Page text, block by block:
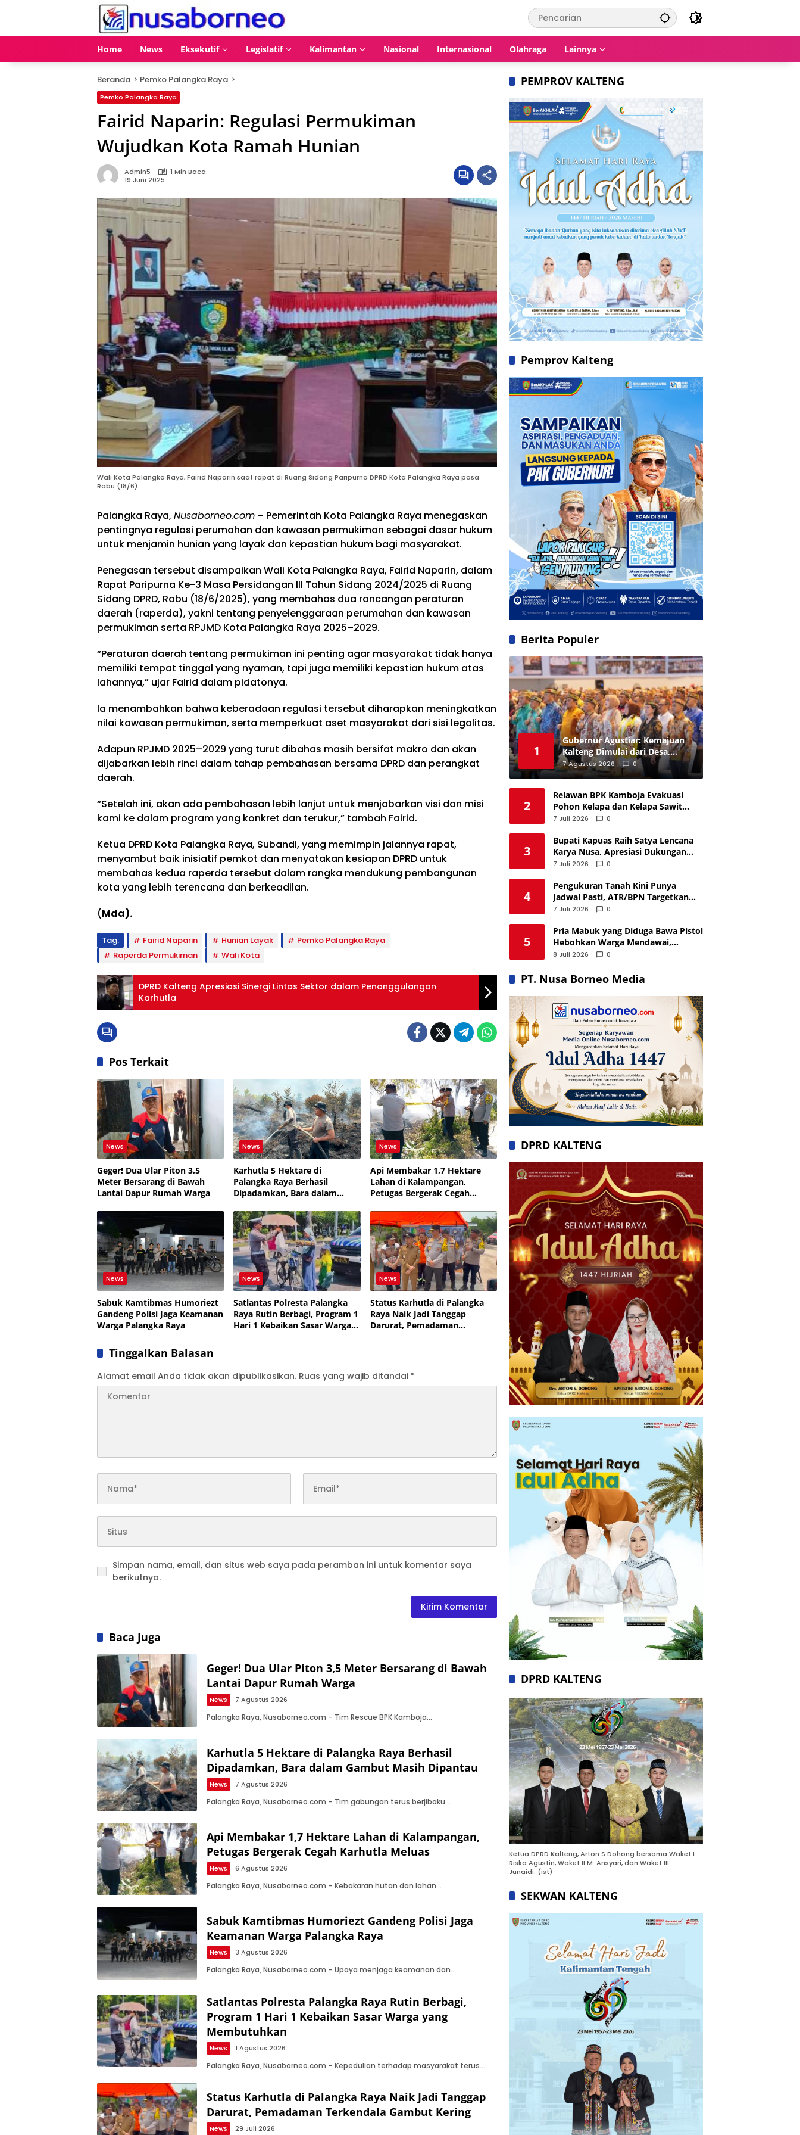
Home News Eksekutif Legislatif Kalimantan Nasional Internasional Olahraga Lainnya
Beranda Pemko Palangka Raya
Pemko Palangka Raya
Fairid Naparin: Regulasi Permukiman
Wujudkan Kota Ramah Hunian
Admin5
1 Min Baca
19 Juni 2025
Wali Kota Palangka Raya, Fairid Naparin saat rapat di Ruang Sidang Paripurna DPRD Kota Palangka Raya pasa
Rabu (18/6).
Palangka Raya, Nusaborneo.com – Pemerintah Kota Palangka Raya menegaskan
pentingnya regulasi perumahan dan kawasan permukiman sebagai dasar hukum
untuk menjamin hunian yang layak dan kepastian hukum bagi masyarakat.
Penegasan tersebut disampaikan Wali Kota Palangka Raya, Fairid Naparin, dalam
Rapat Paripurna Ke-3 Masa Persidangan III Tahun Sidang 2024/2025 di Ruang
Sidang DPRD, Rabu (18/6/2025), yang membahas dua rancangan peraturan
daerah (raperda), yakni tentang penyelenggaraan perumahan dan kawasan
permukiman serta RPJMD Kota Palangka Raya 2025–2029.
“Peraturan daerah tentang permukiman ini penting agar masyarakat tidak hanya
memiliki tempat tinggal yang nyaman, tapi juga memiliki kepastian hukum atas
lahannya,” ujar Fairid dalam pidatonya.
Ia menambahkan bahwa keberadaan regulasi tersebut diharapkan meningkatkan
nilai kawasan permukiman, serta memperkuat aset masyarakat dari sisi legalitas.
Adapun RPJMD 2025–2029 yang turut dibahas masih bersifat makro dan akan
dijabarkan lebih rinci dalam tahap pembahasan bersama DPRD dan perangkat
daerah.
“Setelah ini, akan ada pembahasan lebih lanjut untuk menjabarkan visi dan misi
kami ke dalam program yang konkret dan terukur,” tambah Fairid.
Ketua DPRD Kota Palangka Raya, Subandi, yang memimpin jalannya rapat,
menyambut baik inisiatif pemkot dan menyatakan kesiapan DPRD untuk
membahas kedua raperda tersebut dalam rangka mendukung pembangunan
kota yang lebih terencana dan berkeadilan.
(Mda).
Tag: Fairid Naparin Hunian Layak
Pemko Palangka Raya
Raperda Permukiman
Wali Kota
DPRD Kalteng Apresiasi Sinergi Lintas Sektor dalam Penanggulangan
Karhutla
Pos Terkait
News
Geger! Dua Ular Piton 3,5
Meter Bersarang di Bawah
Lantai Dapur Rumah Warga
News
Karhutla 5 Hektare di
Palangka Raya Berhasil
Dipadamkan, Bara dalam
News
Api Membakar 1,7 Hektare
Lahan di Kalampangan,
Petugas Bergerak Cegah
News
Sabuk Kamtibmas Humoriezt
Gandeng Polisi Jaga Keamanan
Warga Palangka Raya
News
Satlantas Polresta Palangka
Raya Rutin Berbagi, Program 1
Hari 1 Kebaikan Sasar Warga
News
Status Karhutla di Palangka
Raya Naik Jadi Tanggap
Darurat, Pemadaman
Tinggalkan Balasan
Alamat email Anda tidak akan dipublikasikan. Ruas yang wajib ditandai *
Simpan nama, email, dan situs web saya pada peramban ini untuk komentar saya
berikutnya.
Baca Juga
Geger! Dua Ular Piton 3,5 Meter Bersarang di Bawah
Lantai Dapur Rumah Warga
News 7 Agustus 2026
Palangka Raya, Nusaborneo.com – Tim Rescue BPK Kamboja…
Karhutla 5 Hektare di Palangka Raya Berhasil
Dipadamkan, Bara dalam Gambut Masih Dipantau
News 7 Agustus 2026
Palangka Raya, Nusaborneo.com – Tim gabungan terus berjibaku…
Api Membakar 1,7 Hektare Lahan di Kalampangan,
Petugas Bergerak Cegah Karhutla Meluas
News 6 Agustus 2026
Palangka Raya, Nusaborneo.com – Kebakaran hutan dan lahan…
Sabuk Kamtibmas Humoriezt Gandeng Polisi Jaga
Keamanan Warga Palangka Raya
News 3 Agustus 2026
Palangka Raya, Nusaborneo.com – Upaya menjaga keamanan dan…
Satlantas Polresta Palangka Raya Rutin Berbagi,
Program 1 Hari 1 Kebaikan Sasar Warga yang
Membutuhkan
News 1 Agustus 2026
Palangka Raya, Nusaborneo.com – Kepedulian terhadap masyarakat terus…
Status Karhutla di Palangka Raya Naik Jadi Tanggap
Darurat, Pemadaman Terkendala Gambut Kering
News 29 Juli 2026
PEMPROV KALTENG
Pemprov Kalteng
Berita Populer
1
Gubernur Agustiar: Kemajuan
Kalteng Dimulai dari Desa,
Kades Diminta Perkuat
Akuntabilitas
7 Agustus 2026 0
2
Relawan BPK Kamboja Evakuasi
Pohon Kelapa dan Kelapa Sawit
Tumbang di Palangka Raya, Proses
7 Juli 2026 0
3
Bupati Kapuas Raih Satya Lencana
Karya Nusa, Apresiasi Dukungan
untuk PP Polri
7 Juli 2026 0
4
Pengukuran Tanah Kini Punya
Jadwal Pasti, ATR/BPN Targetkan
Layanan Selesai Maksimal 12 Hari
7 Juli 2026 0
5
Pria Mabuk yang Diduga Bawa Pistol
Hebohkan Warga Mendawai,
Ternyata Hanya Korek Api
8 Juli 2026 0
PT. Nusa Borneo Media
DPRD KALTENG
DPRD KALTENG
Ketua DPRD Kalteng, Arton S Dohong bersama Waket I
Riska Agustin, Waket II M. Ansyari, dan Waket III
Junaidi. (ist)
SEKWAN KALTENG